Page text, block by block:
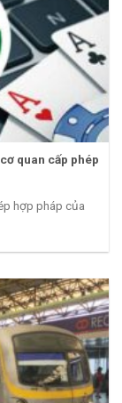
quan cấp phép
hợp pháp của